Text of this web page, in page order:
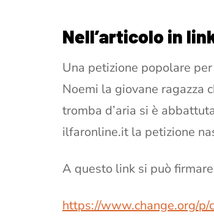
Nell’articolo in
Una petizione popolare
Noemi la giovane ragazza
tromba d’aria si è
ilfaronline.it la petizione
A questo link si può
https://www.change.org/